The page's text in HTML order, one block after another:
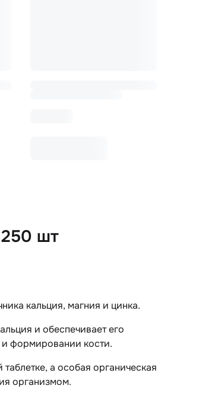
шт
кальция, магния и цинка.
и обеспечивает его
и формировании кости.
а особая органическая
организмом.